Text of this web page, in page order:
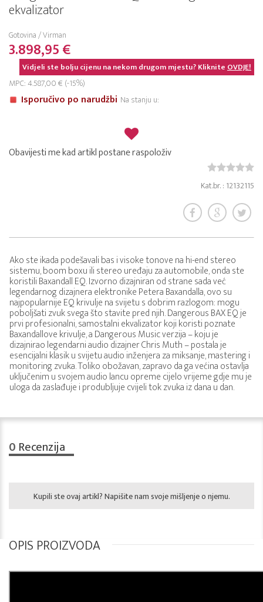
ekvalizator
Gotovina / Virman
3.898,95 €
Vidjeli ste bolju cijenu na nekom drugom mjestu? KlikniteOVDJE!
MPC: 4.587,00 € (-15%)
Isporučivo po narudžbi Na stanju u:
Obavijesti me kad artikl postane raspoloživ
Kat.br. : 12132115
Ako ste ikada podešavali bas i visoke tonove na hi-end stereo
sistemu, boom boxu ili stereo uređaju za automobile, onda ste
koristili Baxandall EQ. Izvorno dizajniran od strane sada već
legendarnog dizajnera elektronike Petera Baxandalla, ovo su
najpopularnije EQ krivulje na svijetu s dobrim razlogom: mogu
poboljšati zvuk svega što stavite pred njih. Dangerous BAX EQ je
prvi profesionalni, samostalni ekvalizator koji koristi poznate
Baxandallove krivulje, a Dangerous Music verzija – koju je
dizajnirao legendarni audio dizajner Chris Muth – postala je
esencijalni klasik u svijetu audio inženjera za miksanje, mastering i
monitoring zvuka. Toliko obožavan, zapravo da ga većina ostavlja
uključenim u svojem audio lancu opreme cijelo vrijeme gdje mu je
uloga da zaslađuje i produbljuje cvijeli tok zvuka iz dana u dan.
0 Recenzija
Kupili ste ovaj artikl? Napišite nam svoje mišljenje o njemu.
OPIS PROIZVODA